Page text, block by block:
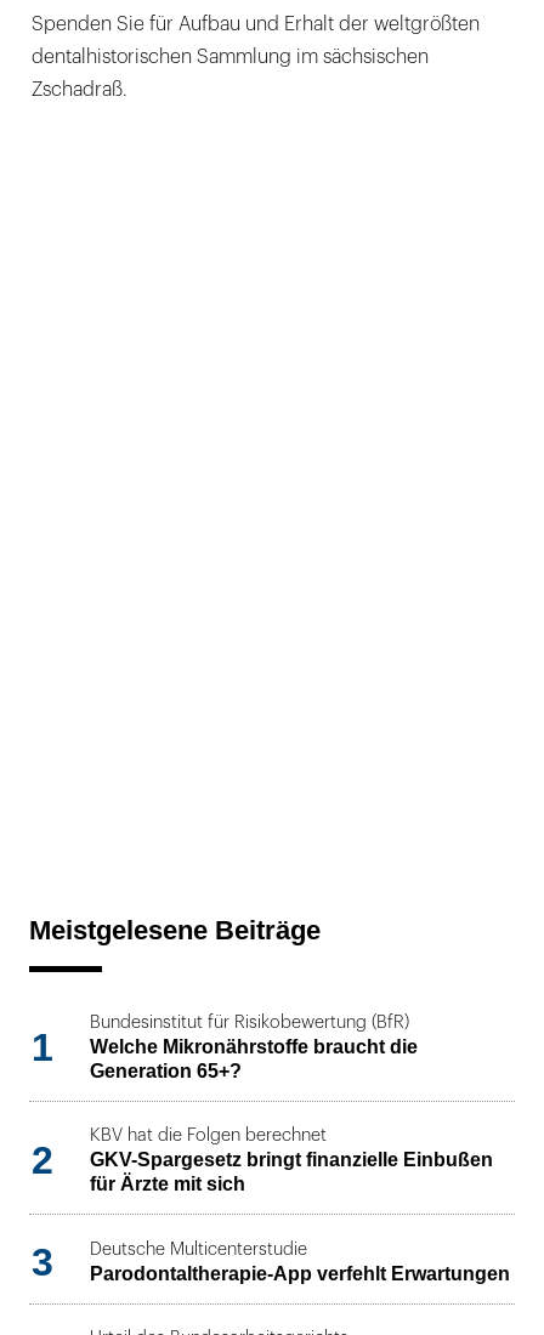
Spenden Sie für Aufbau und Erhalt der weltgrößten
dentalhistorischen Sammlung im sächsischen
Zschadraß.
Meistgelesene Beiträge
1
Bundesinstitut für Risikobewertung (BfR)
Welche Mikronährstoffe braucht die
Generation 65+?
2
KBV hat die Folgen berechnet
GKV-Spargesetz bringt finanzielle Einbußen
für Ärzte mit sich
3 Deutsche Multicenterstudie
Parodontaltherapie-App verfehlt Erwartungen